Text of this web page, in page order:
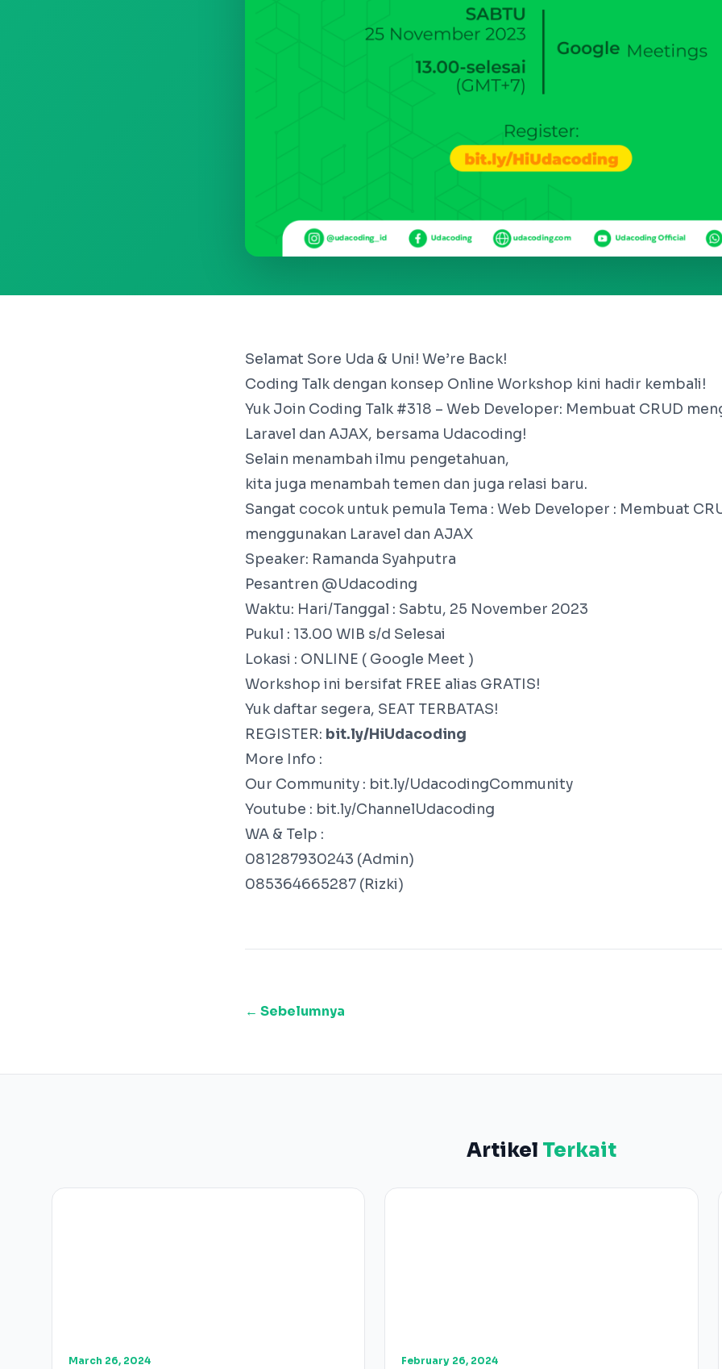
Selamat Sore Uda & Uni! We’re Back!
Coding Talk dengan konsep Online Workshop kini hadir kembali!
Yuk Join Coding Talk #318 – Web Developer: Membuat CRUD
Laravel dan AJAX, bersama Udacoding!
Selain menambah ilmu pengetahuan,
kita juga menambah temen dan juga relasi baru.
Sangat cocok untuk pemula Tema : Web Developer : Membuat
menggunakan Laravel dan AJAX
Speaker: Ramanda Syahputra
Pesantren @Udacoding
Waktu: Hari/Tanggal : Sabtu, 25 November 2023
Pukul : 13.00 WIB s/d Selesai
Lokasi : ONLINE ( Google Meet )
Workshop ini bersifat FREE alias GRATIS!
Yuk daftar segera, SEAT TERBATAS!
REGISTER: bit.ly/HiUdacoding
More Info :
Our Community : bit.ly/UdacodingCommunity
Youtube : bit.ly/ChannelUdacoding
WA & Telp :
081287930243 (Admin)
085364665287 (Rizki)
← Sebelumnya
Artikel Terkait
March 26, 2024 February 26, 2024